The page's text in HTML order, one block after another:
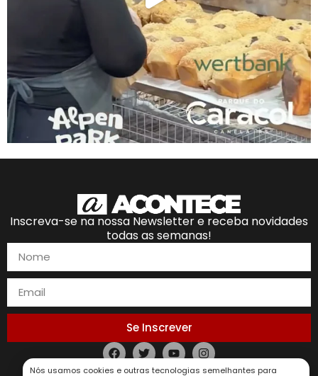
Inscreva-se na nossa Newsletter e receba novidades
todas as semanas!
Se Inscrever
Política de Privacidade
Nós usamos cookies e outras tecnologias semelhantes para